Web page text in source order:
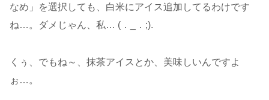
なめ」を選択しても、白米にアイス追加してるわけです
ね…。ダメじゃん、私… (．_．;).
くぅ、でもね～、抹茶アイスとか、美味しいんですよ
ぉ…。